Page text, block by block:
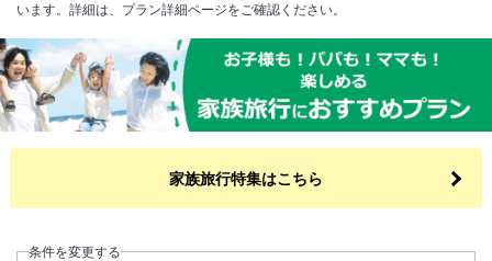
います。詳細は、プラン詳細ページをご確認ください。
家族旅行特集はこちら
条件を変更する